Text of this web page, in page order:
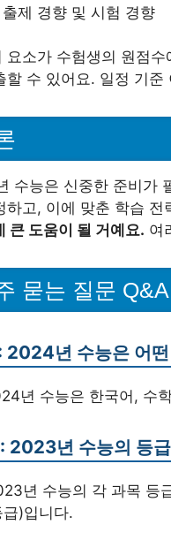
출제 경향 및 시험 경향
요소가 수험생의 원점
할 수 있어요. 일정 기
수능은 신중한 준비가
하고, 이에 맞춘 학습 전
큰 도움이 될 거예요. 여
묻는 질문 Q&A
2024년 수능은 어
년 수능은 한국어, 수
2023년 수능의 등
년 수능의 각 과목 등
)입니다.